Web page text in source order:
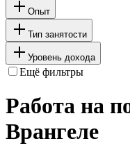
Опыт
Тип занятости
Уровень дохода
Ещё фильтры
Работа на
Врангеле